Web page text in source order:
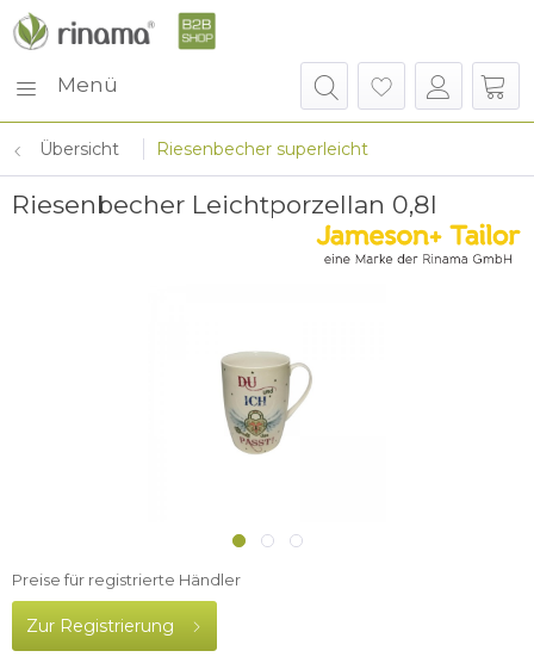
Menü
Übersicht Riesenbecher superleicht
Riesenbecher Leichtporzellan 0,8l
Preise für registrierte Händler
Zur Registrierung